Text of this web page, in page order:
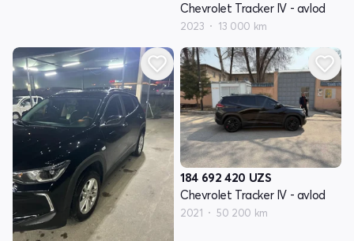
Chevrolet Tracker IV - avlod
2023 13 000 km
184 692 420 UZS
Chevrolet Tracker IV - avlod
2021 50 200 km